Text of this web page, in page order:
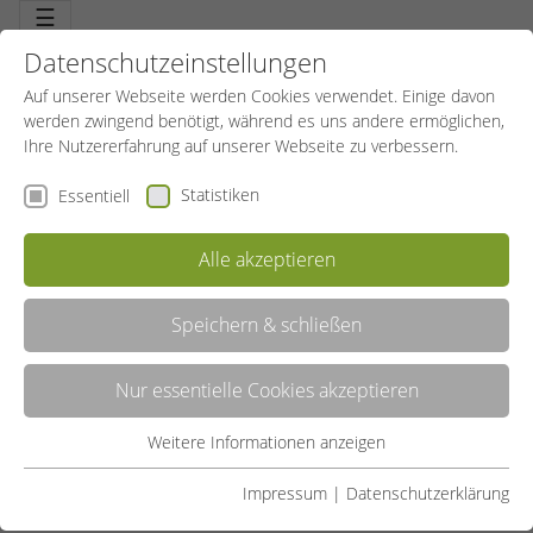
☰
LISTE
Datenschutzeinstellungen
Auf unserer Webseite werden Cookies verwendet. Einige davon
werden zwingend benötigt, während es uns andere ermöglichen,
Ihre Nutzererfahrung auf unserer Webseite zu verbessern.
Essentiell Statistiken
Alle akzeptieren
Speichern & schließen
Nur essentielle Cookies akzeptieren
Essentielle Cookies werden für grundlegende Funktionen der
Weitere Informationen anzeigen
Impressum | Datenschutzerklärung